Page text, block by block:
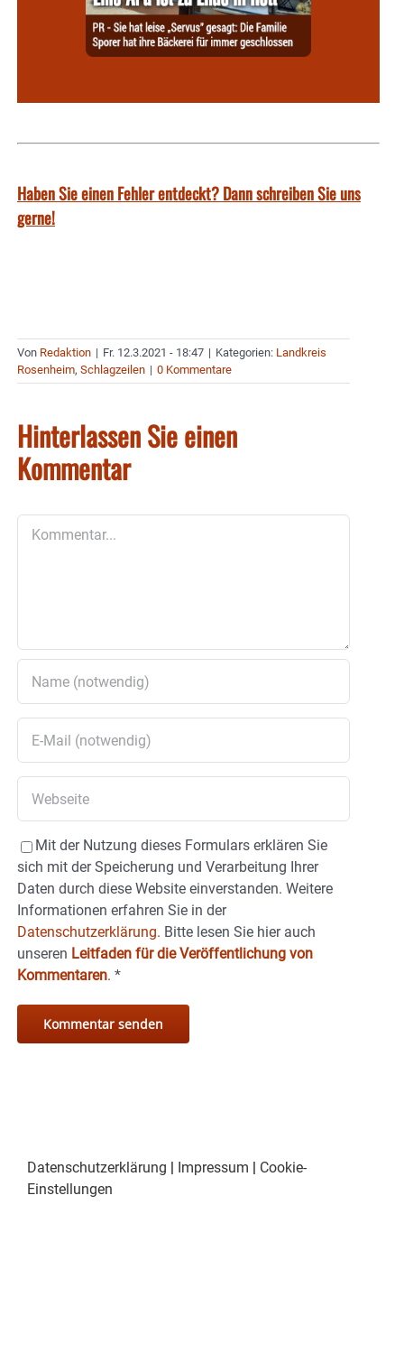
Haben Sie einen Fehler entdeckt? Dann schreiben Sie uns
gerne!
Von Redaktion | Fr. 12.3.2021 - 18:47 | Kategorien: Landkreis
Rosenheim, Schlagzeilen | 0 Kommentare
Hinterlassen Sie einen
Kommentar
Mit der Nutzung dieses Formulars erklären Sie
sich mit der Speicherung und Verarbeitung Ihrer
Daten durch diese Website einverstanden. Weitere
Informationen erfahren Sie in der
Datenschutzerklärung. Bitte lesen Sie hier auch
unseren Leitfaden für die Veröffentlichung von
Kommentaren. *
Datenschutzerklärung Impressum
Cookie-
Einstellungen